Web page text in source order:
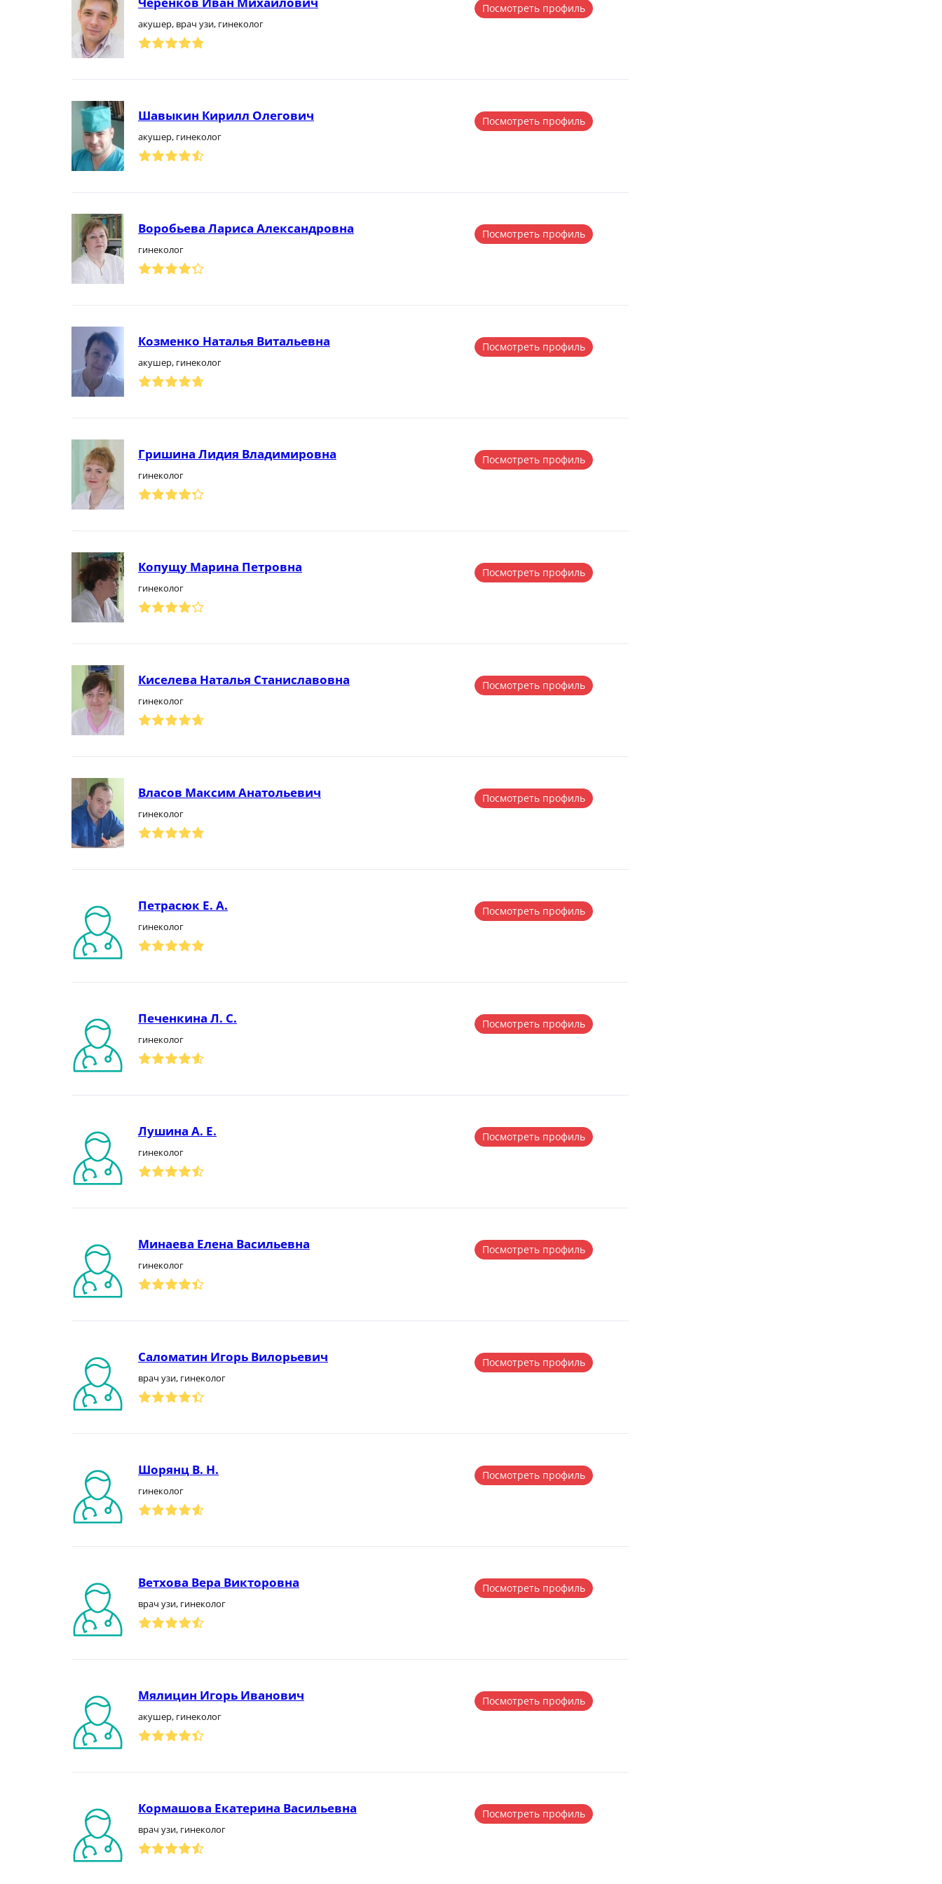
акушер, врач узи, гинеколог
Посмотреть профиль
Шавыкин Кирилл Олегович
акушер, гинеколог
Посмотреть профиль
Воробьева Лариса Александровна
гинеколог
Посмотреть профиль
Козменко Наталья Витальевна
акушер, гинеколог
Посмотреть профиль
Гришина Лидия Владимировна
гинеколог
Посмотреть профиль
Копущу Марина Петровна
гинеколог
Посмотреть профиль
Киселева Наталья Станиславовна
гинеколог
Посмотреть профиль
Власов Максим Анатольевич
гинеколог
Посмотреть профиль
Петрасюк Е. А.
гинеколог
Посмотреть профиль
Печенкина Л. С.
гинеколог
Посмотреть профиль
Лушина А. Е.
гинеколог
Посмотреть профиль
Минаева Елена Васильевна
гинеколог
Посмотреть профиль
Саломатин Игорь Вилорьевич
врач узи, гинеколог
Посмотреть профиль
Шорянц В. Н.
гинеколог
Посмотреть профиль
Ветхова Вера Викторовна
врач узи, гинеколог
Посмотреть профиль
Мялицин Игорь Иванович
акушер, гинеколог
Посмотреть профиль
Кормашова Екатерина Васильевна
врач узи, гинеколог
Посмотреть профиль